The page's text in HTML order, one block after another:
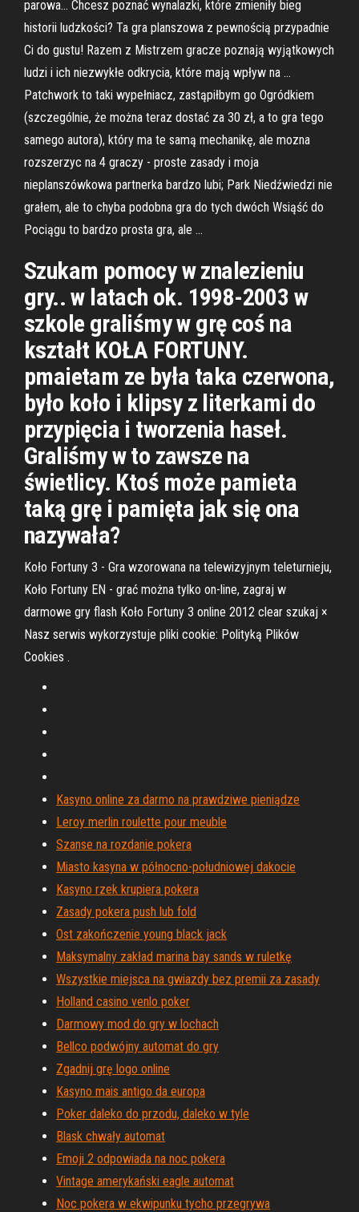
parowa… Chcesz poznać wynalazki, które zmieniły bieg
historii ludzkości? Ta gra planszowa z pewnością przypadnie
Ci do gustu! Razem z Mistrzem gracze poznają wyjątkowych
ludzi i ich niezwykłe odkrycia, które mają wpływ na …
Patchwork to taki wypełniacz, zastąpiłbym go Ogródkiem
(szczególnie, że można teraz dostać za 30 zł, a to gra tego
samego autora), który ma te samą mechanikę, ale mozna
rozszerzyc na 4 graczy - proste zasady i moja
nieplanszówkowa partnerka bardzo lubi; Park Niedźwiedzi nie
grałem, ale to chyba podobna gra do tych dwóch Wsiąść do
Pociągu to bardzo prosta gra, ale …
Szukam pomocy w znalezieniu
gry.. w latach ok. 1998-2003 w
szkole graliśmy w grę coś na
kształt KOŁA FORTUNY.
pmaietam ze była taka czerwona,
było koło i klipsy z literkami do
przypięcia i tworzenia haseł.
Graliśmy w to zawsze na
świetlicy. Ktoś może pamieta
taką grę i pamięta jak się ona
nazywała?
Koło Fortuny 3 - Gra wzorowana na telewizyjnym teleturnieju,
Koło Fortuny EN - grać można tylko on-line, zagraj w
darmowe gry flash Koło Fortuny 3 online 2012 clear szukaj ×
Nasz serwis wykorzystuje pliki cookie: Polityką Plików
Cookies .
Kasyno online za darmo na prawdziwe pieniądze
Leroy merlin roulette pour meuble
Szanse na rozdanie pokera
Miasto kasyna w północno-południowej dakocie
Kasyno rzek krupiera pokera
Zasady pokera push lub fold
Ost zakończenie young black jack
Maksymalny zakład marina bay sands w ruletkę
Wszystkie miejsca na gwiazdy bez premii za zasady
Holland casino venlo poker
Darmowy mod do gry w lochach
Bellco podwójny automat do gry
Zgadnij grę logo online
Kasyno mais antigo da europa
Poker daleko do przodu, daleko w tyle
Blask chwały automat
Emoji 2 odpowiada na noc pokera
Vintage amerykański eagle automat
Noc pokera w ekwipunku tycho przegrywa